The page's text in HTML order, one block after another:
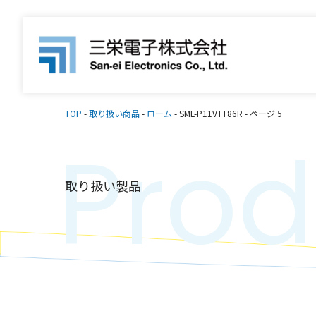
TOP -取り扱い商品- ローム -SML-P11VTT86R - ページ 5
取り扱い製品